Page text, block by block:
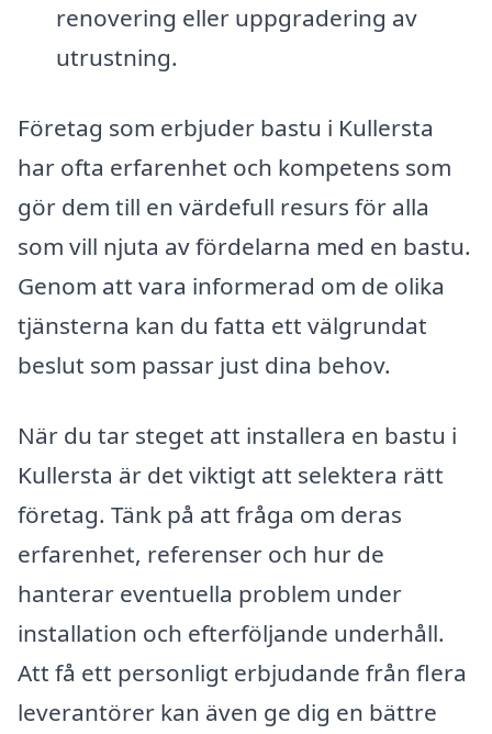
renovering eller uppgradering av
utrustning.
Företag som erbjuder bastu i Kullersta
har ofta erfarenhet och kompetens som
gör dem till en värdefull resurs för alla
som vill njuta av fördelarna med en bastu.
Genom att vara informerad om de olika
tjänsterna kan du fatta ett välgrundat
beslut som passar just dina behov.
När du tar steget att installera en bastu i
Kullersta är det viktigt att selektera rätt
företag. Tänk på att fråga om deras
erfarenhet, referenser och hur de
hanterar eventuella problem under
installation och efterföljande underhåll.
Att få ett personligt erbjudande från flera
leverantörer kan även ge dig en bättre